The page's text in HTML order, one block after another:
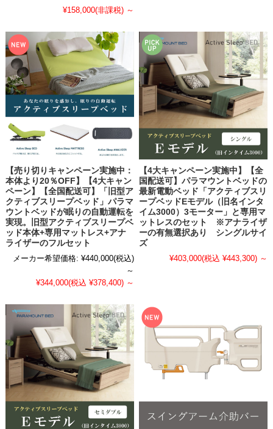
¥158,000(非課税) ～
【売り切りキャンペーン実施中：
本体より20％OFF】【4大キャン
ペーン】【全国配送可】「旧型ア
クティブスリープベッド」パラマ
ウントベッドが眠りの自動運転を
実現。旧型アクティブスリープベ
ッド本体+専用マットレス+アナ
ライザーのフルセット
メーカー希望価格: ¥440,000(税込)
～
¥344,000(税込 ¥378,400) ～
【4大キャンペーン実施中】【全
国配送可】パラマウントベッドの
最新電動ベッド「アクティブスリ
ープベッドEモデル（旧名インタ
イム3000）3モーター」と専用マ
ットレスのセット ※アナライザ
ーの有無選択あり シングルサイ
ズ
¥403,000(税込 ¥443,300) ～